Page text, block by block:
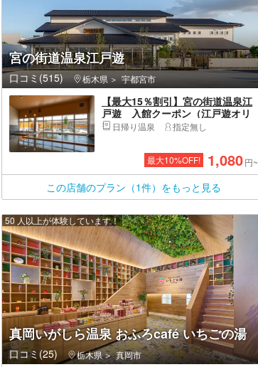
宮の街道温泉江戸遊
口コミ(515) 栃木県 宇都宮市
【最大15％割引】宮の街道温泉江
戸遊 入館クーポン（江戸遊オリ
ジナルタオル＋レンタルバスタオ
日帰り温泉 指定無し
最大10%OFF! 1,080円~
この店舗のプラン（1件）をもっと見る
真岡いがしら温泉 おふろcafé いちごの湯
口コミ(25) 栃木県 真岡市
50 人以上が体験しています！